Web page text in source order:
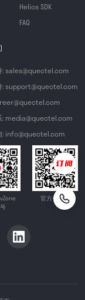
Helios SDK
FAQ
: sales@quectel.com
: support@quectel.com
: media@quectel.com
: info@quectel.com
官方公众号